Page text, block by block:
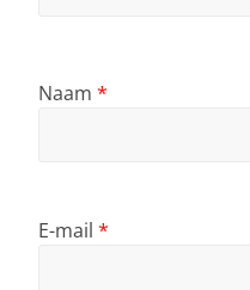
Naam *
E-mail *